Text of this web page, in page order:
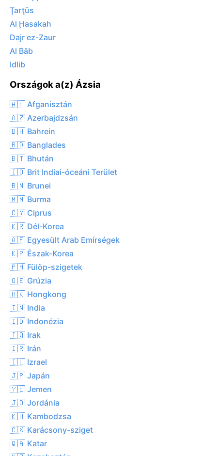
Ţarţūs
Al Ḩasakah
Dajr ez-Zaur
Al Bāb
Idlib
Országok a(z) Ázsia
🇦🇫 Afganisztán
🇦🇿 Azerbajdzsán
🇧🇭 Bahrein
🇧🇩 Banglades
🇧🇹 Bhután
🇮🇴 Brit Indiai-óceáni Terület
🇧🇳 Brunei
🇲🇲 Burma
🇨🇾 Ciprus
🇰🇷 Dél-Korea
🇦🇪 Egyesült Arab Emírségek
🇰🇵 Észak-Korea
🇵🇭 Fülöp-szigetek
🇬🇪 Grúzia
🇭🇰 Hongkong
🇮🇳 India
🇮🇩 Indonézia
🇮🇶 Irak
🇮🇷 Irán
🇮🇱 Izrael
🇯🇵 Japán
🇾🇪 Jemen
🇯🇴 Jordánia
🇰🇭 Kambodzsa
🇨🇽 Karácsony-sziget
🇶🇦 Katar